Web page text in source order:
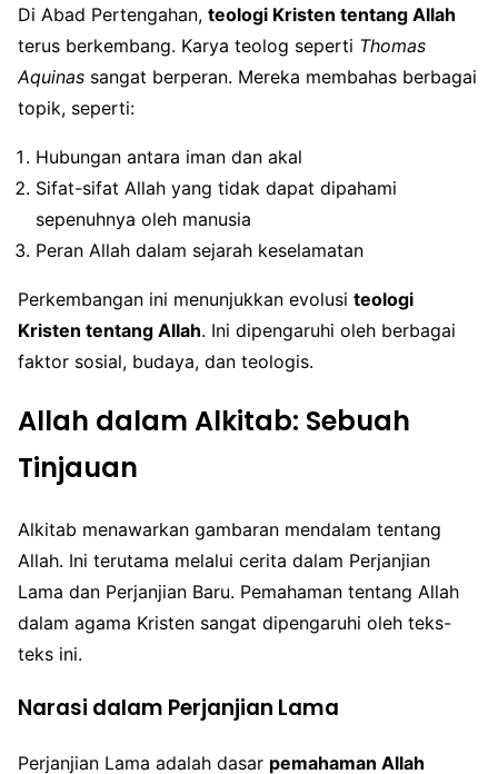
Di Abad Pertengahan, teologi Kristen tentang Allah
terus berkembang. Karya teolog seperti Thomas
Aquinas sangat berperan. Mereka membahas berbagai
topik, seperti:
Hubungan antara iman dan akal
Sifat-sifat Allah yang tidak dapat dipahami
sepenuhnya oleh manusia
Peran Allah dalam sejarah keselamatan
Perkembangan ini menunjukkan evolusi teologi
Kristen tentang Allah. Ini dipengaruhi oleh berbagai
faktor sosial, budaya, dan teologis.
Allah dalam Alkitab: Sebuah
Tinjauan
Alkitab menawarkan gambaran mendalam tentang
Allah. Ini terutama melalui cerita dalam Perjanjian
Lama dan Perjanjian Baru. Pemahaman tentang Allah
dalam agama Kristen sangat dipengaruhi oleh teks-
teks ini.
Narasi dalam Perjanjian Lama
Perjanjian Lama adalah dasar pemahaman Allah